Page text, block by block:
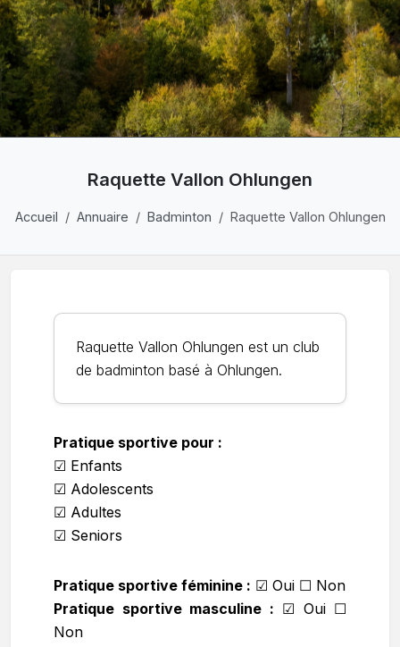
Raquette Vallon Ohlungen
Accueil Annuaire Badminton Raquette Vallon Ohlungen
Raquette Vallon Ohlungen est un club
de badminton basé à Ohlungen.
Pratique sportive pour :
☑ Enfants
☑ Adolescents
☑ Adultes
☑ Seniors
Pratique sportive féminine : ☑ Oui ☐ Non
Pratique sportive masculine : ☑ Oui ☐
Non